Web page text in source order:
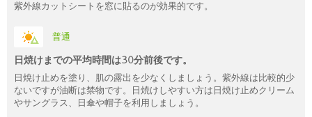
紫外線カットシートを窓に貼るのが効果的です。
普通
日焼けまでの平均時間は30分前後です。
日焼け止めを塗り、肌の露出を少なくしましょう。紫外線は比較的少
ないですが油断は禁物です。日焼けしやすい方は日焼け止めクリーム
やサングラス、日傘や帽子を利用しましょう。